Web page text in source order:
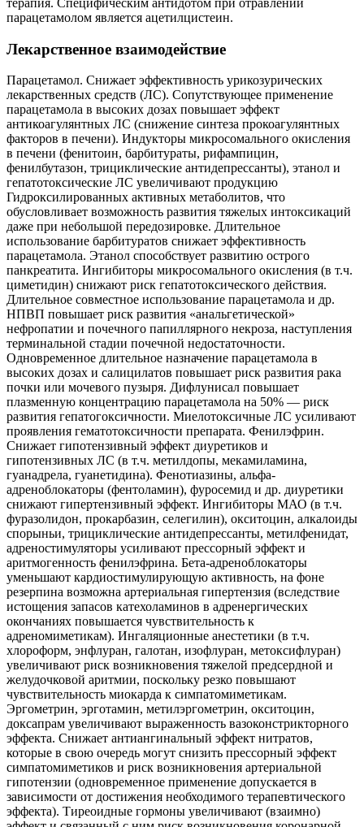
парацетамолом является ацетилцистеин.
Лекарственное взаимодействие
Парацетамол. Снижает эффективность урикозурических
лекарственных средств (ЛС). Сопутствующее применение
парацетамола в высоких дозах повышает эффект
антикоагулянтных ЛС (снижение синтеза прокоагулянтных
факторов в печени). Индукторы микросомального окисления
в печени (фенитоин, барбитураты, рифампицин,
фенилбутазон, трициклические антидепрессанты), этанол и
гепатотоксические ЛС увеличивают продукцию
Гидроксилированных активных метаболитов, что
обусловливает возможность развития тяжелых интоксикаций
даже при небольшой передозировке. Длительное
использование барбитуратов снижает эффективность
парацетамола. Этанол способствует развитию острого
панкреатита. Ингибиторы микросомального окисления (в т.ч.
циметидин) снижают риск гепатотоксического действия.
Длительное совместное использование парацетамола и др.
НПВП повышает риск развития «анальгетической»
нефропатии и почечного папиллярного некроза, наступления
терминальной стадии почечной недостаточности.
Одновременное длительное назначение парацетамола в
высоких дозах и салицилатов повышает риск развития рака
почки или мочевого пузыря. Дифлунисал повышает
плазменную концентрацию парацетамола на 50% — риск
развития гепатогоксичности. Миелотоксичные ЛС усиливают
проявления гематотоксичности препарата. Фенилэфрин.
Снижает гипотензивный эффект диуретиков и
гипотензивных ЛС (в т.ч. метилдопы, мекамиламина,
гуанадрела, гуанетидина). Фенотиазины, альфа-
адреноблокаторы (фентоламин), фуросемид и др. диуретики
снижают гипертензивный эффект. Ингибиторы МАО (в т.ч.
фуразолидон, прокарбазин, селегилин), окситоцин, алкалоиды
спорыньи, трициклические антидепрессанты, метилфенидат,
адреностимуляторы усиливают прессорный эффект и
аритмогенность фенилэфрина. Бета-адреноблокаторы
уменьшают кардиостимулирующую активность, на фоне
резерпина возможна артериальная гипертензия (вследствие
истощения запасов катехоламинов в адренергических
окончаниях повышается чувствительность к
адреномиметикам). Ингаляционные анестетики (в т.ч.
хлороформ, энфлуран, галотан, изофлуран, метоксифлуран)
увеличивают риск возникновения тяжелой предсердной и
желудочковой аритмии, поскольку резко повышают
чувствительность миокарда к симпатомиметикам.
Эргометрин, эрготамин, метилэргометрин, окситоцин,
доксапрам увеличивают выраженность вазоконстрикторного
эффекта. Снижает антиангинальный эффект нитратов,
которые в свою очередь могут снизить прессорный эффект
симпатомиметиков и риск возникновения артериальной
гипотензии (одновременное применение допускается в
зависимости от достижения необходимого терапевтического
эффекта). Тиреоидные гормоны увеличивают (взаимно)